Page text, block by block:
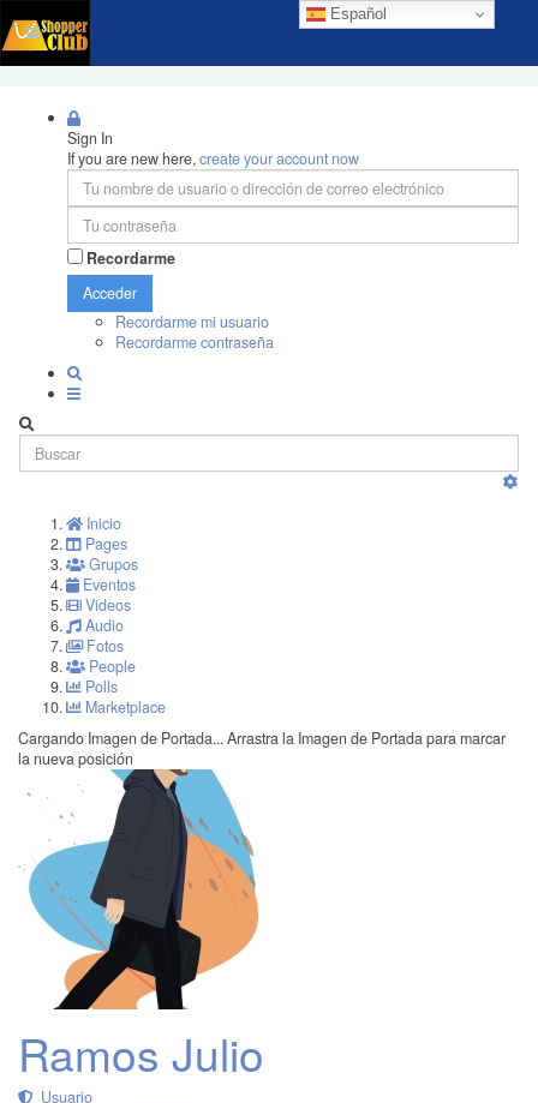
Español
Sign In
If you are new here,create your account now
Recordarme
Acceder
Recordarme mi usuario
Recordarme contraseña
Inicio
Pages
Grupos
Eventos
Videos
Audio
Fotos
People
Polls
Marketplace
Cargando Imagen de Portada... Arrastra la Imagen de Portada para marcar
la nueva posición
Ramos Julio
Usuario